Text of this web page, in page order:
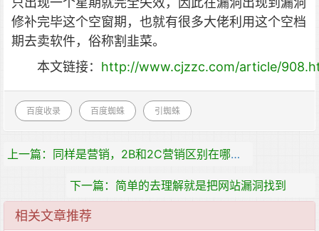
修补完毕这个空窗期，也就有很多大佬利用这个空档
期去卖软件，俗称割韭菜。
本文链接： http://www.cjzzc.com/article/
百度收录 百度蜘蛛 引蜘蛛
上一篇：同样是营销，2B和2C营销区别在哪里？
下一篇：简单的去理解就是把网站漏洞找到
相关文章推荐